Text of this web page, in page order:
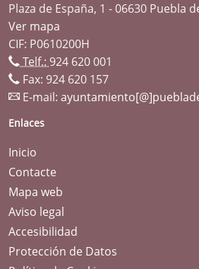
Plaza de España, 1 - 06630 Puebla
Ver mapa
CIF: P0610200H
Telf.: 924 620 001
Fax: 924 620 157
E-mail:
Enlaces
Inicio
Contacte
Mapa web
Aviso legal
Accesibilidad
Protección de Datos